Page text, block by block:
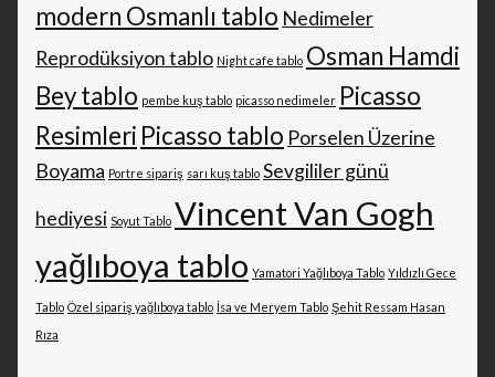
modern Osmanlı tablo Nedimeler
Reprodüksiyon tablo Night cafe tablo Osman Hamdi
Bey tablo pembe kuş tablo picasso nedimeler Picasso
Resimleri Picasso tablo Porselen Üzerine
Boyama Portre sipariş sarı kuş tablo Sevgililer günü
hediyesi Soyut Tablo Vincent Van Gogh
yağlıboya tablo Yamatori Yağlıboya Tablo Yıldızlı Gece
Tablo Özel sipariş yağlıboya tablo İsa ve Meryem Tablo Şehit Ressam Hasan
Rıza